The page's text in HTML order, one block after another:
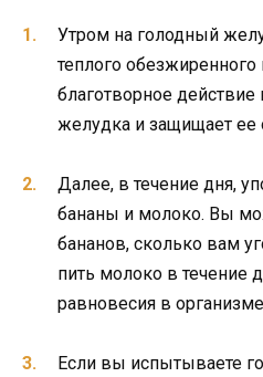
Утром на голодный
теплого
благотворное
желудка и защищает ее
Далее, в течение дня,
бананы и молоко. Вы
бананов, сколько вам
пить молоко в течение
равновесия в
Если вы испытываете